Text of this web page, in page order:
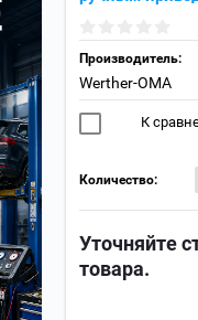
Производитель:
Werther-OMA
К
Количество:
Уточняйте
товара.